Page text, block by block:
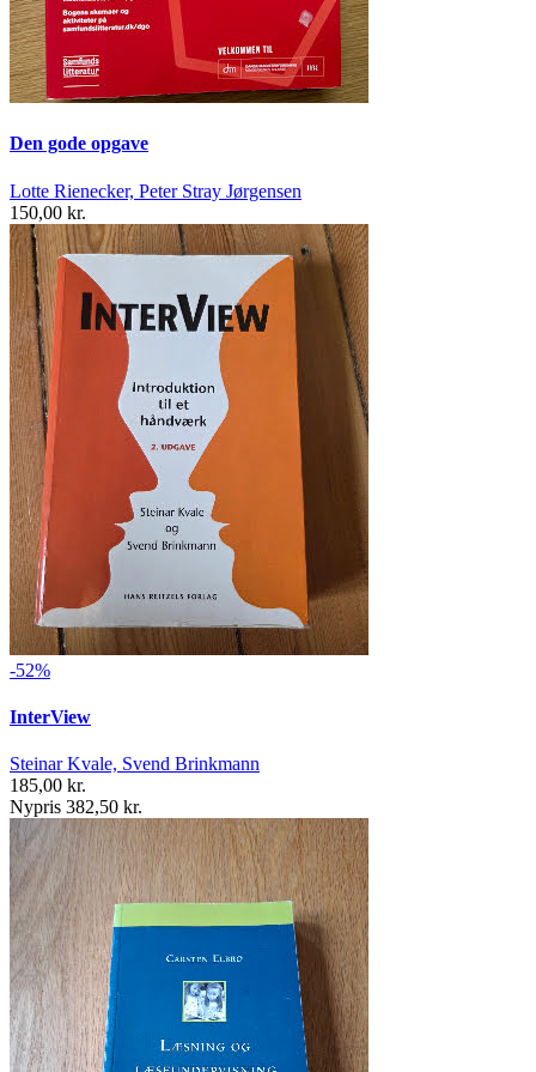
Den gode opgave
Lotte Rienecker, Peter Stray Jørgensen
150,00 kr.
-52%
InterView
Steinar Kvale, Svend Brinkmann
185,00 kr.
Nypris 382,50 kr.